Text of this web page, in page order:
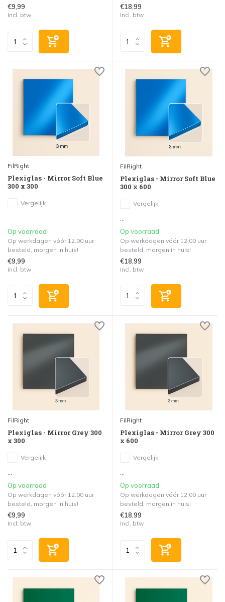
€9,99
Incl. btw
€18,99
Incl. btw
FilRight
Plexiglas - Mirror Soft Blue
300 x 300
Vergelijk
Op voorraad
Op werkdagen vóór 12.00 uur
besteld, morgen in huis!
€9,99
Incl. btw
FilRight
Plexiglas - Mirror Soft Blue
300 x 600
Vergelijk
Op voorraad
Op werkdagen vóór 12.00 uur
besteld, morgen in huis!
€18,99
Incl. btw
FilRight
Plexiglas - Mirror Grey 300
x 300
Vergelijk
Op voorraad
Op werkdagen vóór 12.00 uur
besteld, morgen in huis!
€9,99
Incl. btw
FilRight
Plexiglas - Mirror Grey 300
x 600
Vergelijk
...
Op voorraad
Op werkdagen vóór 12.00 uur
besteld, morgen in huis!
€18,99
Incl. btw